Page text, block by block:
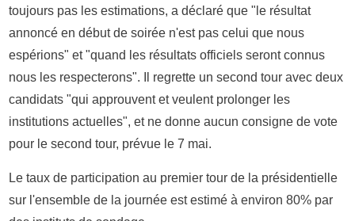
toujours pas les estimations, a déclaré que "le résultat
annoncé en début de soirée n'est pas celui que nous
espérions" et "quand les résultats officiels seront connus
nous les respecterons". Il regrette un second tour avec deux
candidats "qui approuvent et veulent prolonger les
institutions actuelles", et ne donne aucun consigne de vote
pour le second tour, prévue le 7 mai.
Le taux de participation au premier tour de la présidentielle
sur l'ensemble de la journée est estimé à environ 80% par